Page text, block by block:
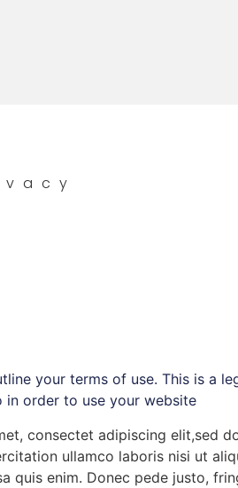
your terms of use. This is a
in order to use your website
consectet adipiscing elit,sed
ullamco laboris nisi ut
quis enim. Donec pede justo,